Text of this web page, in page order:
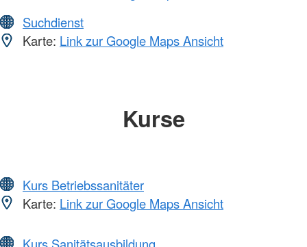
Suchdienst
Karte: Link zur Google Maps Ansicht
Kurse
Kurs Betriebssanitäter
Karte: Link zur Google Maps Ansicht